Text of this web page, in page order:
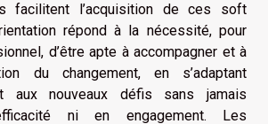
facilitent l’acquisition de ces soft
répond à la nécessité, pour
d’être apte à accompagner et à
du changement, en s’adaptant
aux nouveaux défis sans jamais
ni en engagement. Les